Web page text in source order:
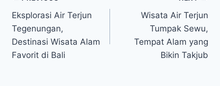
navigation
Eksplorasi Air Terjun
Tegenungan,
Destinasi Wisata Alam
Favorit di Bali
Wisata Air Terjun
Tumpak Sewu,
Tempat Alam yang
Bikin Takjub